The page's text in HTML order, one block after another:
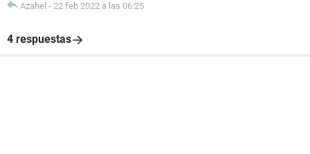
Azahel - 22 feb 2022 a las 06:25
4 respuestas